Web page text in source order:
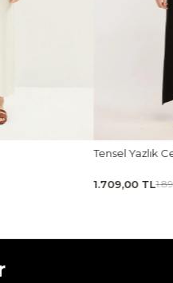
Ceket Siyah
TL